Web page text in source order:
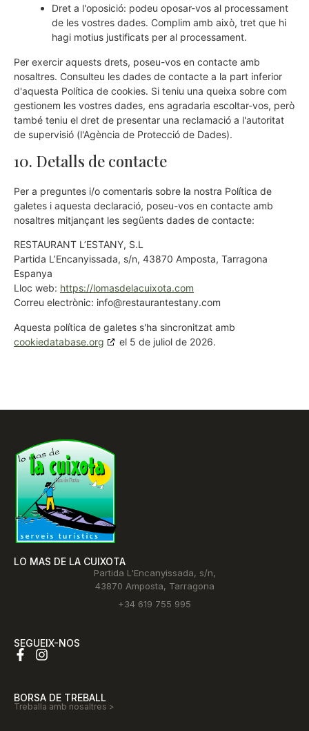
Dret a l'oposició: podeu oposar-vos al processament
de les vostres dades. Complim amb això, tret que hi
hagi motius justificats per al processament.
Per exercir aquests drets, poseu-vos en contacte amb
nosaltres. Consulteu les dades de contacte a la part inferior
d'aquesta Política de cookies. Si teniu una queixa sobre com
gestionem les vostres dades, ens agradaria escoltar-vos, però
també teniu el dret de presentar una reclamació a l'autoritat
de supervisió (l'Agència de Protecció de Dades).
10. Detalls de contacte
Per a preguntes i/o comentaris sobre la nostra Política de
galetes i aquesta declaració, poseu-vos en contacte amb
nosaltres mitjançant les següents dades de contacte:
RESTAURANT L’ESTANY, S.L
Partida L’Encanyissada, s/n, 43870 Amposta, Tarragona
Espanya
Lloc web: https://lomasdelacuixota.com
Correu electrònic: info@restaurantestany.com
Aquesta política de galetes s'ha sincronitzat amb
cookiedatabase.org
el 5 de juliol de 2026.
SEGUEIX-NOS
LO MAS DE LA CUIXOTA
Partida L'Encanyissada, s/n,
43870 Amposta, Tarragona
+34 619 755 995
BORSA DE TREBALL
Treballa amb nosaltres >